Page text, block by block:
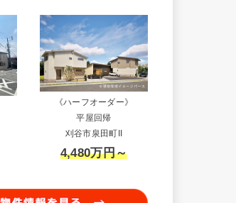
《ハーフオーダー》
平屋回帰
刈谷市泉田町II
4,480万円～